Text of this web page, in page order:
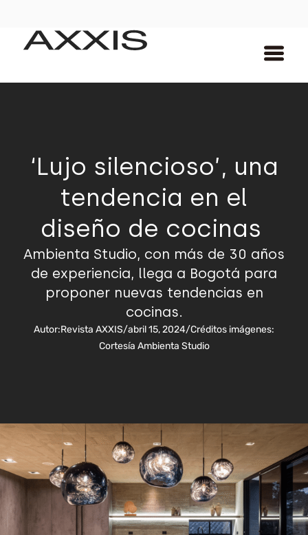
‘Lujo silencioso’, una
tendencia en el
diseño de cocinas
Ambienta Studio, con más de 30 años
de experiencia, llega a Bogotá para
proponer nuevas tendencias en
cocinas.
Autor:Revista AXXIS/abril 15, 2024/Créditos imágenes:
Cortesía Ambienta Studio